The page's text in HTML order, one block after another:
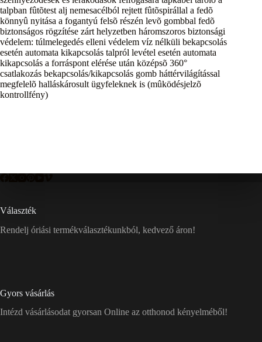
talpban fûtõtest alj nemesacélból rejtett fûtõspirállal a fedõ
könnyû nyitása a fogantyú felsõ részén levõ gombbal fedõ
biztonságos rögzítése zárt helyzetben háromszoros biztonsági
védelem: túlmelegedés elleni védelem víz nélküli bekapcsolás
esetén automata kikapcsolás talpról levétel esetén automata
kikapcsolás a forráspont elérése után középsõ 360°
csatlakozás bekapcsolás/kikapcsolás gomb háttérvilágítással
megfelelõ halláskárosult ügyfeleknek is (mûködésjelzõ
kontrollfény)
Választék
Rendelj óriási termékválasztékunkból, kedvező áron!
Gyors vásárlás
Intézd vásárlásodat gyorsan Online az otthonod kényelméből!